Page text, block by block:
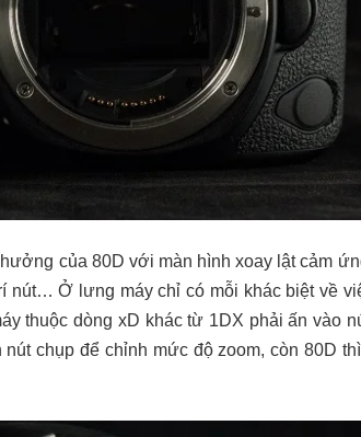
của 80D với màn hình xoay lật cảm
nút… Ở lưng máy chỉ có mỗi khác biệt về
thuộc dòng xD khác từ 1DX phải ấn vào
chụp để chỉnh mức độ zoom, còn 80D